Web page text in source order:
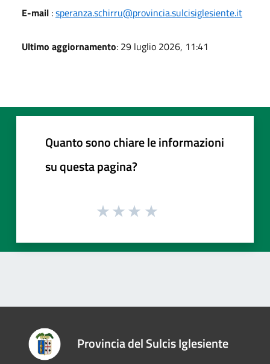
E-mail :speranza.schirru@provincia.sulcisiglesiente.it
Ultimo aggiornamento: 29 luglio 2026, 11:41
Quanto sono chiare le informazioni
su questa pagina?
Provincia del Sulcis Iglesiente